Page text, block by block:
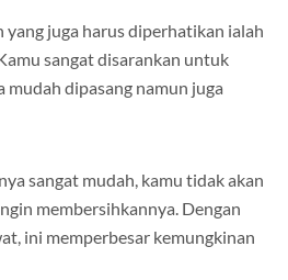
juga harus diperhatikan ialah
sangat disarankan untuk
mudah dipasang namun juga
sangat mudah, kamu tidak akan
membersihkannya. Dengan
ini memperbesar kemungkinan